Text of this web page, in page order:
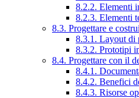
8.2.2. Elementi
8.2.3. Elementi
8.3. Progettare e
8.3.1. Layout di
8.3.2. Prototipi
8.4. Progettare con il
8.4.1.
8.4.2. Benefici
8.4.3. Risorse